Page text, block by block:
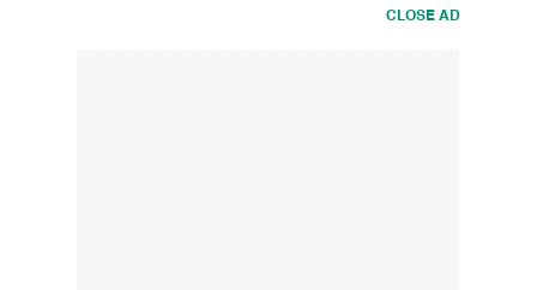
CLOSE AD